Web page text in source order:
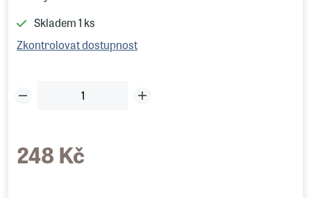
Skladem1 ks
Zkontrolovat dostupnost
248 Kč